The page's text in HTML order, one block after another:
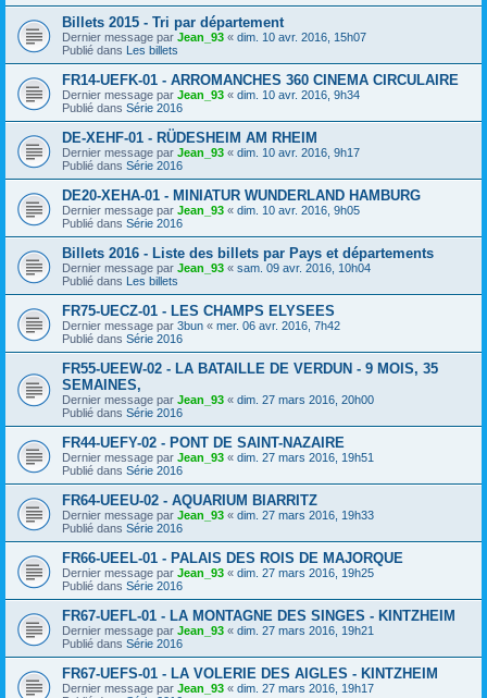
Billets 2015 - Tri par département
Dernier message par Jean_93 « dim. 10 avr. 2016, 15h07
Publié dans Les billets
FR14-UEFK-01 - ARROMANCHES 360 CINEMA CIRCULAIRE
Dernier message par Jean_93 « dim. 10 avr. 2016, 9h34
Publié dans Série 2016
DE-XEHF-01 - RÜDESHEIM AM RHEIM
Dernier message par Jean_93 « dim. 10 avr. 2016, 9h17
Publié dans Série 2016
DE20-XEHA-01 - MINIATUR WUNDERLAND HAMBURG
Dernier message par Jean_93 « dim. 10 avr. 2016, 9h05
Publié dans Série 2016
Billets 2016 - Liste des billets par Pays et départements
Dernier message par Jean_93 « sam. 09 avr. 2016, 10h04
Publié dans Les billets
FR75-UECZ-01 - LES CHAMPS ELYSEES
Dernier message par 3bun « mer. 06 avr. 2016, 7h42
Publié dans Série 2016
FR55-UEEW-02 - LA BATAILLE DE VERDUN - 9 MOIS, 35
SEMAINES,
Dernier message par Jean_93 « dim. 27 mars 2016, 20h00
Publié dans Série 2016
FR44-UEFY-02 - PONT DE SAINT-NAZAIRE
Dernier message par Jean_93 « dim. 27 mars 2016, 19h51
Publié dans Série 2016
FR64-UEEU-02 - AQUARIUM BIARRITZ
Dernier message par Jean_93 « dim. 27 mars 2016, 19h33
Publié dans Série 2016
FR66-UEEL-01 - PALAIS DES ROIS DE MAJORQUE
Dernier message par Jean_93 « dim. 27 mars 2016, 19h25
Publié dans Série 2016
FR67-UEFL-01 - LA MONTAGNE DES SINGES - KINTZHEIM
Dernier message par Jean_93 « dim. 27 mars 2016, 19h21
Publié dans Série 2016
FR67-UEFS-01 - LA VOLERIE DES AIGLES - KINTZHEIM
Dernier message par Jean_93 « dim. 27 mars 2016, 19h17